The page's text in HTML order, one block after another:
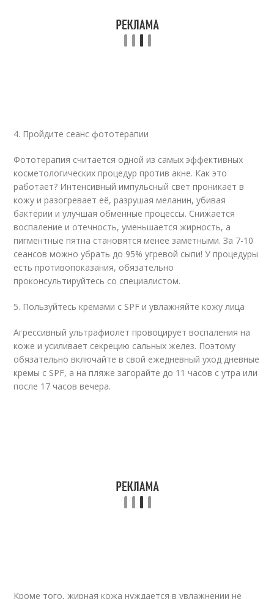
4. Пройдите сеанс фототерапии
Фототерапия считается одной из самых эффективных
косметологических процедур против акне. Как это
работает? Интенсивный импульсный свет проникает в
кожу и разогревает её, разрушая меланин, убивая
бактерии и улучшая обменные процессы. Снижается
воспаление и отечность, уменьшается жирность, а
пигментные пятна становятся менее заметными. За 7-10
сеансов можно убрать до 95% угревой сыпи! У процедуры
есть противопоказания, обязательно
проконсультируйтесь со специалистом.
5. Пользуйтесь кремами с SPF и увлажняйте кожу лица
Агрессивный ультрафиолет провоцирует воспаления на
коже и усиливает секрецию сальных желез. Поэтому
обязательно включайте в свой ежедневный уход дневные
кремы с SPF, а на пляже загорайте до 11 часов с утра или
после 17 часов вечера.
Кроме того, жирная кожа нуждается в увлажнении не